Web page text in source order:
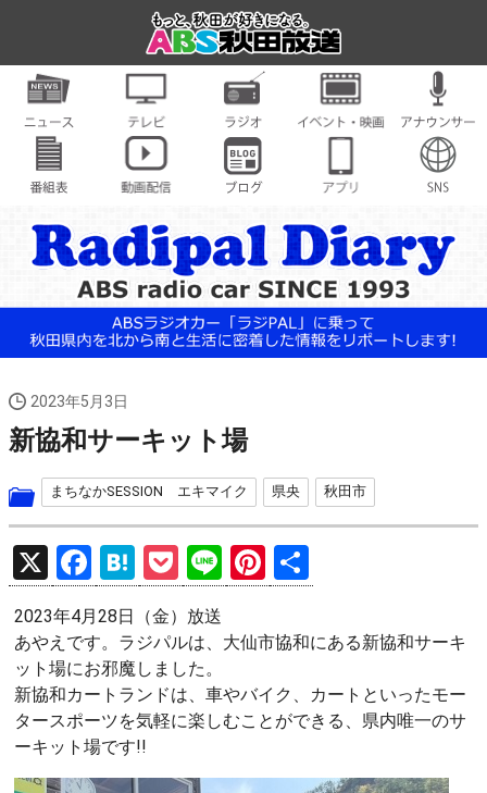
2023年5月3日
新協和サーキット場
まちなかSESSION エキマイク 県央 秋田市
X
F
a
ce
b
o
o
k
H
at
e
n
a
P
o
ck
et
Li
n
e
Pi
nt
er
t
有
2023年4月28日（金）放送
あやえです。ラジパルは、大仙市協和にある新協和サーキ
ット場にお邪魔しました。
新協和カートランドは、車やバイク、カートといったモー
タースポーツを気軽に楽しむことができる、県内唯一のサ
ーキット場です!!